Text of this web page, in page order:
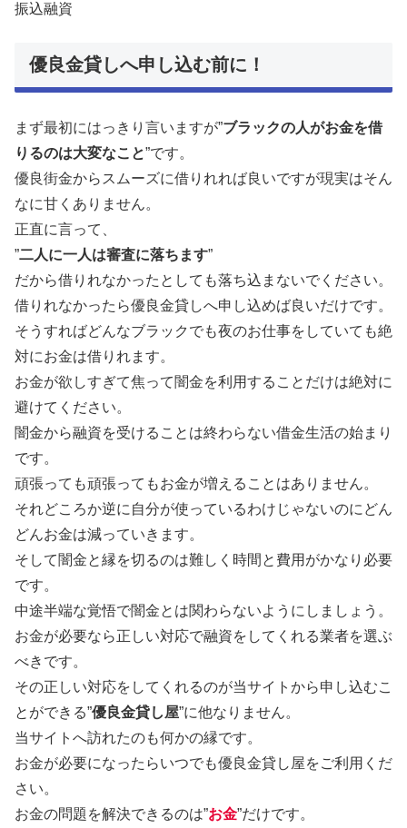
振込融資
優良金貸しへ申し込む前に！
まず最初にはっきり言いますが”ブラックの人がお金を借
りるのは大変なこと”です。
優良街金からスムーズに借りれれば良いですが現実はそん
なに甘くありません。
正直に言って、
”二人に一人は審査に落ちます”
だから借りれなかったとしても落ち込まないでください。
借りれなかったら優良金貸しへ申し込めば良いだけです。
そうすればどんなブラックでも夜のお仕事をしていても絶
対にお金は借りれます。
お金が欲しすぎて焦って闇金を利用することだけは絶対に
避けてください。
闇金から融資を受けることは終わらない借金生活の始まり
です。
頑張っても頑張ってもお金が増えることはありません。
それどころか逆に自分が使っているわけじゃないのにどん
どんお金は減っていきます。
そして闇金と縁を切るのは難しく時間と費用がかなり必要
です。
中途半端な覚悟で闇金とは関わらないようにしましょう。
お金が必要なら正しい対応で融資をしてくれる業者を選ぶ
べきです。
その正しい対応をしてくれるのが当サイトから申し込むこ
とができる”優良金貸し屋”に他なりません。
当サイトへ訪れたのも何かの縁です。
お金が必要になったらいつでも優良金貸し屋をご利用くだ
さい。
お金の問題を解決できるのは”お金”だけです。